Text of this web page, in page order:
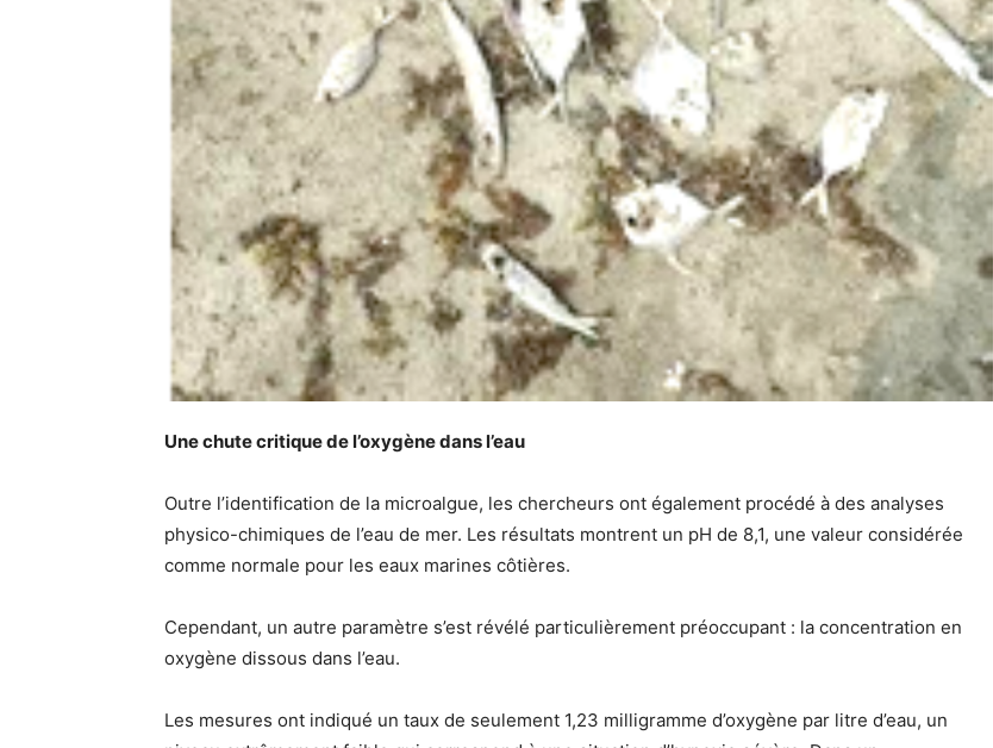
Une chute critique de l’oxygène dans l’eau
Outre l’identification de la microalgue, les chercheurs ont également procédé à des analyses
physico-chimiques de l’eau de mer. Les résultats montrent un pH de 8,1, une valeur considérée
comme normale pour les eaux marines côtières.
Cependant, un autre paramètre s’est révélé particulièrement préoccupant : la concentration en
oxygène dissous dans l’eau.
Les mesures ont indiqué un taux de seulement 1,23 milligramme d’oxygène par litre d’eau, un